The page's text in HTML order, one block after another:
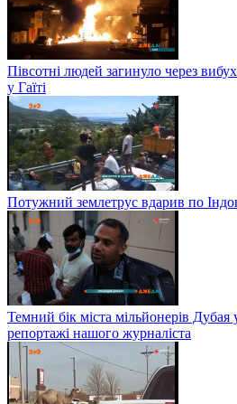
Півсотні людей загинуло через
у Гаїті
Потужний землетрус вдарив по
Темний бік міста мільйонерів
репортажі нашого журналіста